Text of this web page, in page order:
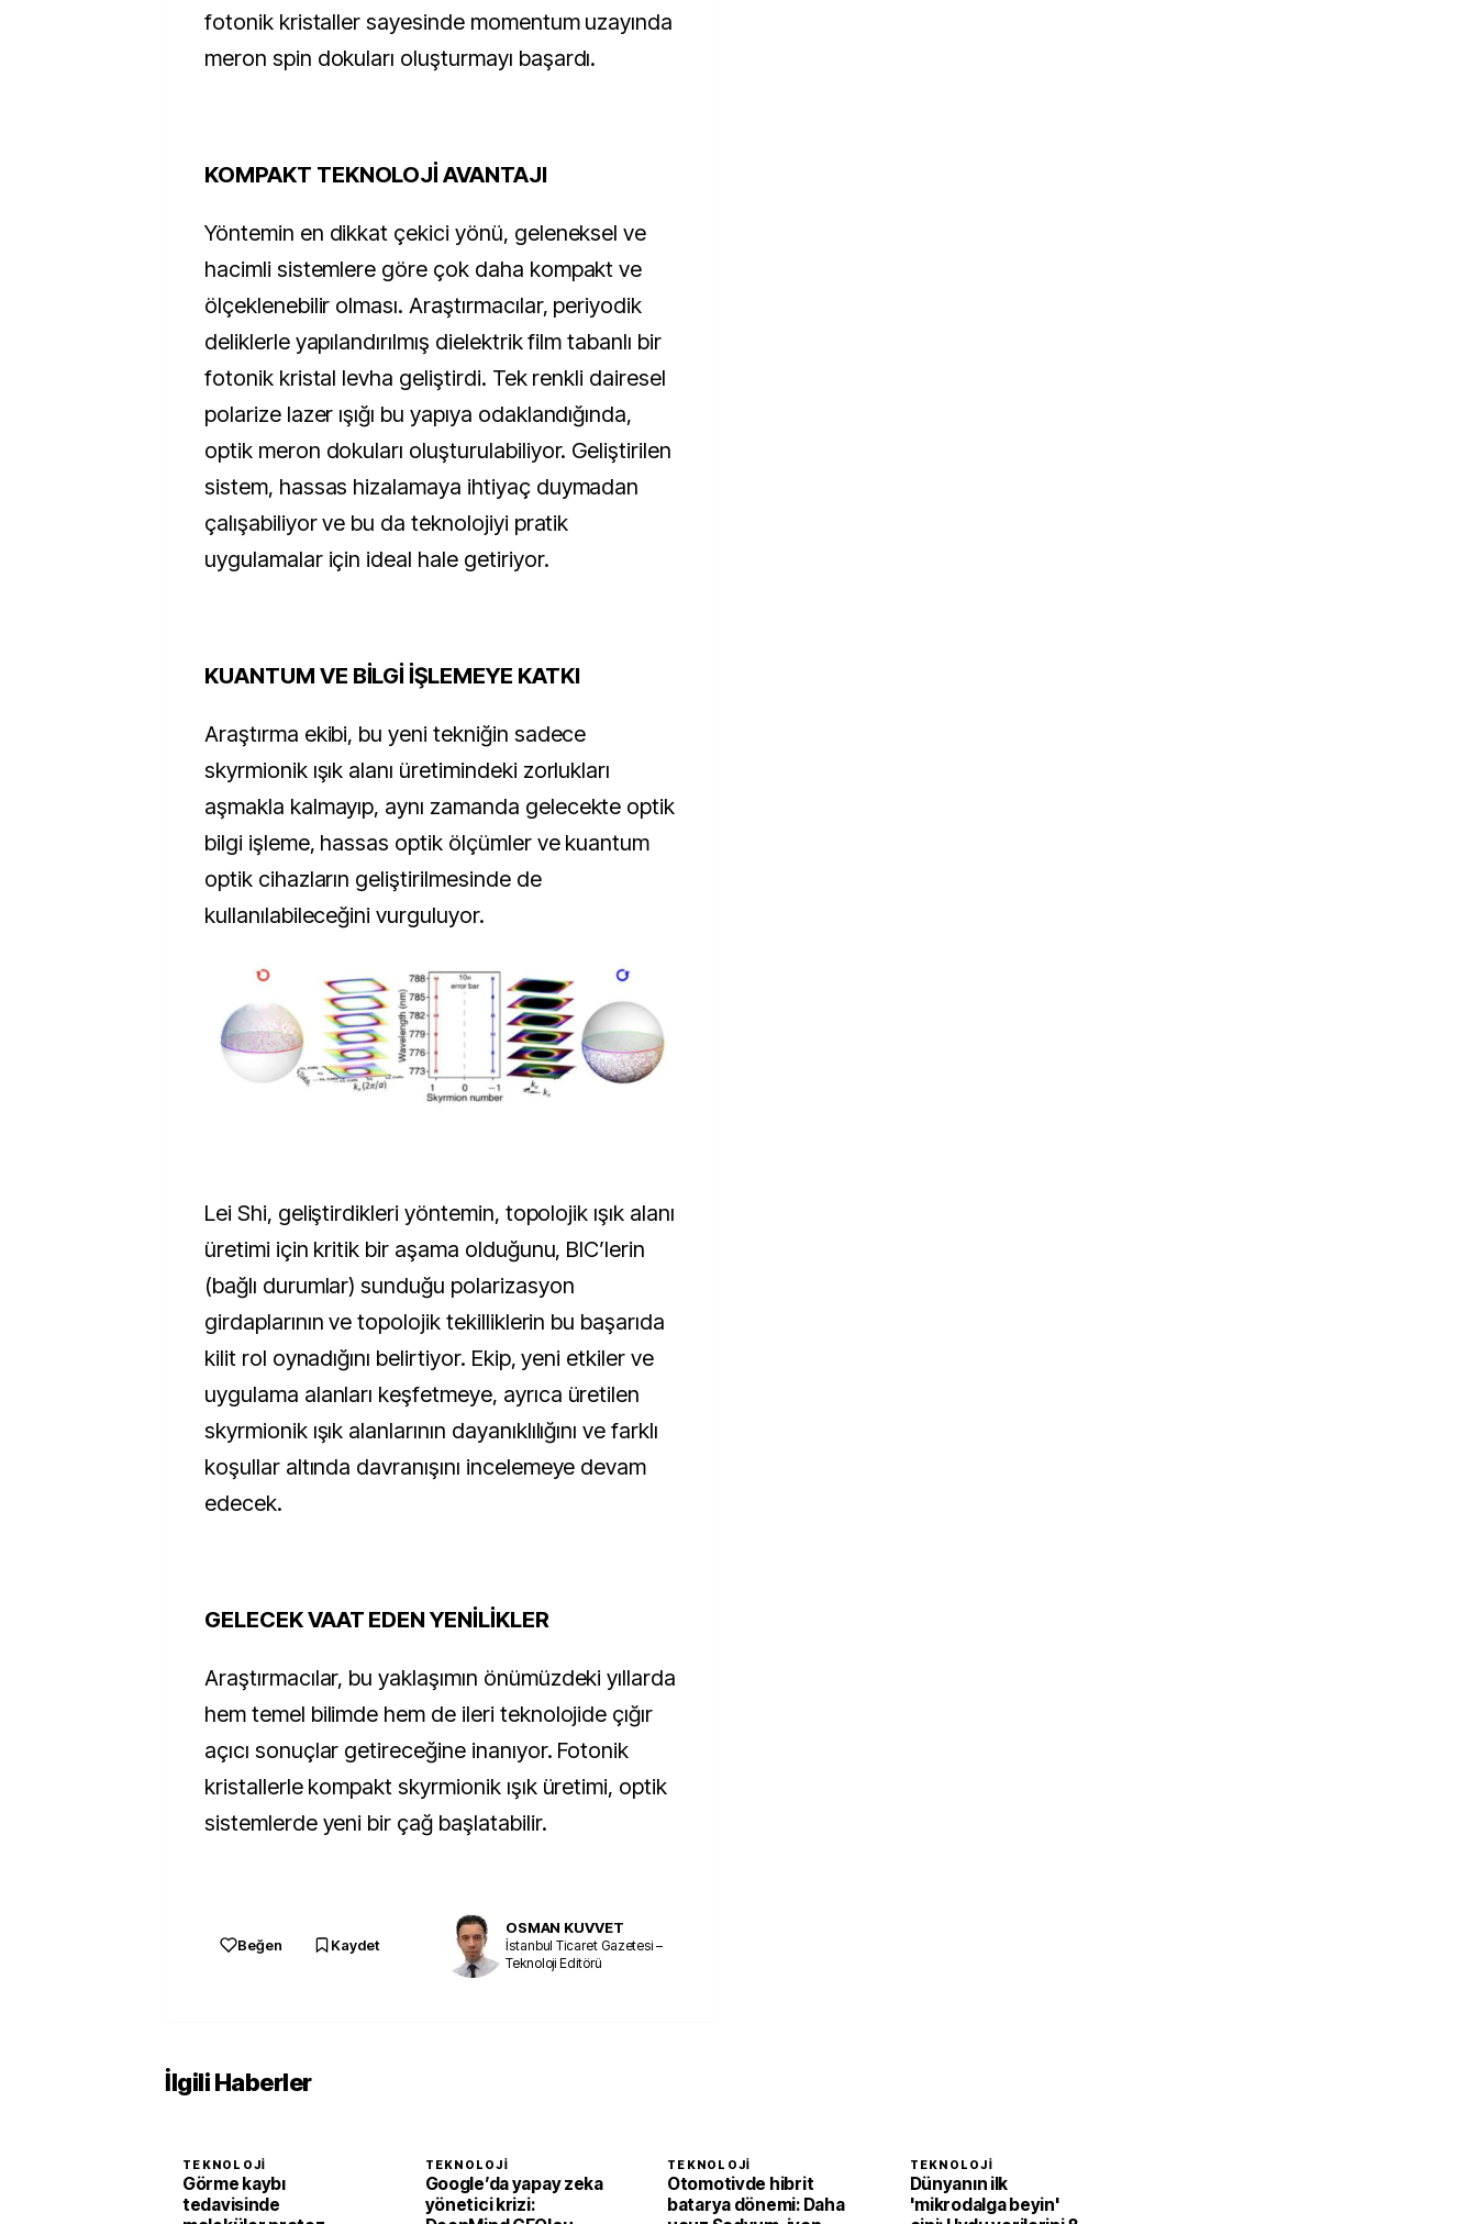
fotonik kristaller sayesinde momentum uzayında
meron spin dokuları oluşturmayı başardı.
KOMPAKT TEKNOLOJİ AVANTAJI
Yöntemin en dikkat çekici yönü, geleneksel ve
hacimli sistemlere göre çok daha kompakt ve
ölçeklenebilir olması. Araştırmacılar, periyodik
deliklerle yapılandırılmış dielektrik film tabanlı bir
fotonik kristal levha geliştirdi. Tek renkli dairesel
polarize lazer ışığı bu yapıya odaklandığında,
optik meron dokuları oluşturulabiliyor. Geliştirilen
sistem, hassas hizalamaya ihtiyaç duymadan
çalışabiliyor ve bu da teknolojiyi pratik
uygulamalar için ideal hale getiriyor.
KUANTUM VE BİLGİ İŞLEMEYE KATKI
Araştırma ekibi, bu yeni tekniğin sadece
skyrmionik ışık alanı üretimindeki zorlukları
aşmakla kalmayıp, aynı zamanda gelecekte optik
bilgi işleme, hassas optik ölçümler ve kuantum
optik cihazların geliştirilmesinde de
kullanılabileceğini vurguluyor.
Lei Shi, geliştirdikleri yöntemin, topolojik ışık alanı
üretimi için kritik bir aşama olduğunu, BIC’lerin
(bağlı durumlar) sunduğu polarizasyon
girdaplarının ve topolojik tekilliklerin bu başarıda
kilit rol oynadığını belirtiyor. Ekip, yeni etkiler ve
uygulama alanları keşfetmeye, ayrıca üretilen
skyrmionik ışık alanlarının dayanıklılığını ve farklı
koşullar altında davranışını incelemeye devam
edecek.
GELECEK VAAT EDEN YENİLİKLER
Araştırmacılar, bu yaklaşımın önümüzdeki yıllarda
hem temel bilimde hem de ileri teknolojide çığır
açıcı sonuçlar getireceğine inanıyor. Fotonik
kristallerle kompakt skyrmionik ışık üretimi, optik
sistemlerde yeni bir çağ başlatabilir.
Beğen Kaydet
OSMAN KUVVET
İstanbul Ticaret Gazetesi –
Teknoloji Editörü
İlgili Haberler
TEKNOLOJI
Görme kaybı
tedavisinde
TEKNOLOJI
Google’da yapay zeka
yönetici krizi:
TEKNOLOJI
Otomotivde hibrit
batarya dönemi: Daha
TEKNOLOJI
Dünyanın ilk
'mikrodalga beyin'